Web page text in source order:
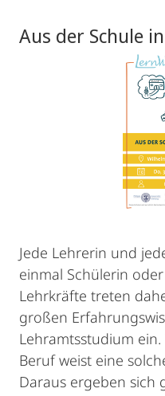
Aus der Schule
Jede Lehrerin und
einmal Schülerin
Lehrkräfte treten
großen
Lehramtsstudium
Beruf weist eine
Daraus ergeben sich